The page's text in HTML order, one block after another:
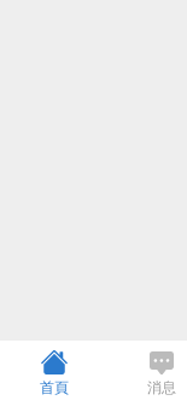
首頁 消息